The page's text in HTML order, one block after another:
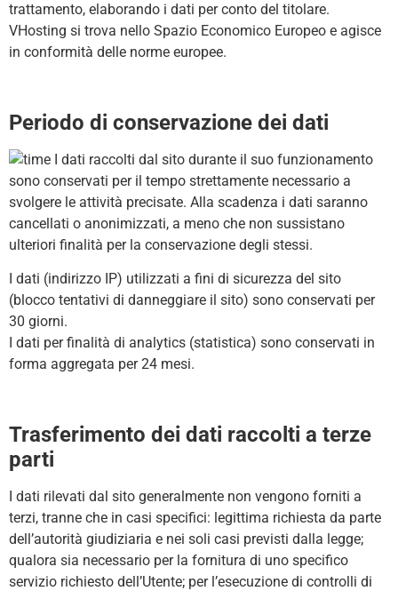
trattamento, elaborando i dati per conto del titolare.
VHosting si trova nello Spazio Economico Europeo e agisce
in conformità delle norme europee.
Periodo di conservazione dei dati
I dati raccolti dal sito durante il suo funzionamento
sono conservati per il tempo strettamente necessario a
svolgere le attività precisate. Alla scadenza i dati saranno
cancellati o anonimizzati, a meno che non sussistano
ulteriori finalità per la conservazione degli stessi.
I dati (indirizzo IP) utilizzati a fini di sicurezza del sito
(blocco tentativi di danneggiare il sito) sono conservati per
30 giorni.
I dati per finalità di analytics (statistica) sono conservati in
forma aggregata per 24 mesi.
Trasferimento dei dati raccolti a terze
parti
I dati rilevati dal sito generalmente non vengono forniti a
terzi, tranne che in casi specifici: legittima richiesta da parte
dell’autorità giudiziaria e nei soli casi previsti dalla legge;
qualora sia necessario per la fornitura di uno specifico
servizio richiesto dell’Utente; per l’esecuzione di controlli di